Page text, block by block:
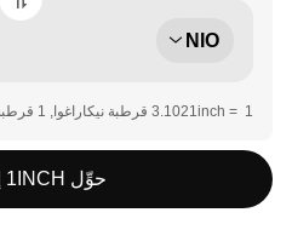
NIO
حوِّل 1INCH إلى NIO